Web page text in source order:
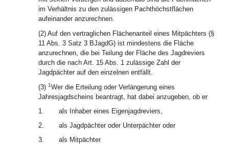
im Verhältnis zu den zulässigen Pachthöchstflächen
aufeinander anzurechnen.
(2) Auf den vertraglichen Flächenanteil eines Mitpächters (§
11 Abs. 3 Satz 3 BJagdG) ist mindestens die Fläche
anzurechnen, die bei Teilung der Fläche des Jagdreviers
durch die nach Art. 15 Abs. 1 zulässige Zahl der
Jagdpächter auf den einzelnen entfällt.
(3) 1Wer die Erteilung oder Verlängerung eines
Jahresjagdscheins beantragt, hat dabei anzugeben, ob er
1.
als Inhaber eines Eigenjagdreviers,
2.
als Jagdpächter oder Unterpächter oder
3.
als Mitpächter